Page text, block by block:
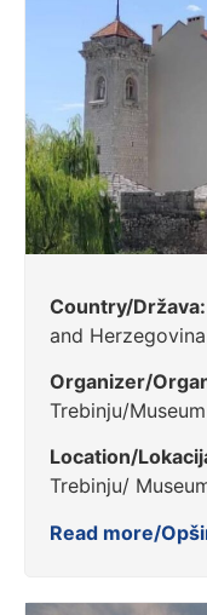
Country/Država:
and
Organizer/
Trebinju/
Location/
Trebinju/
Read more/